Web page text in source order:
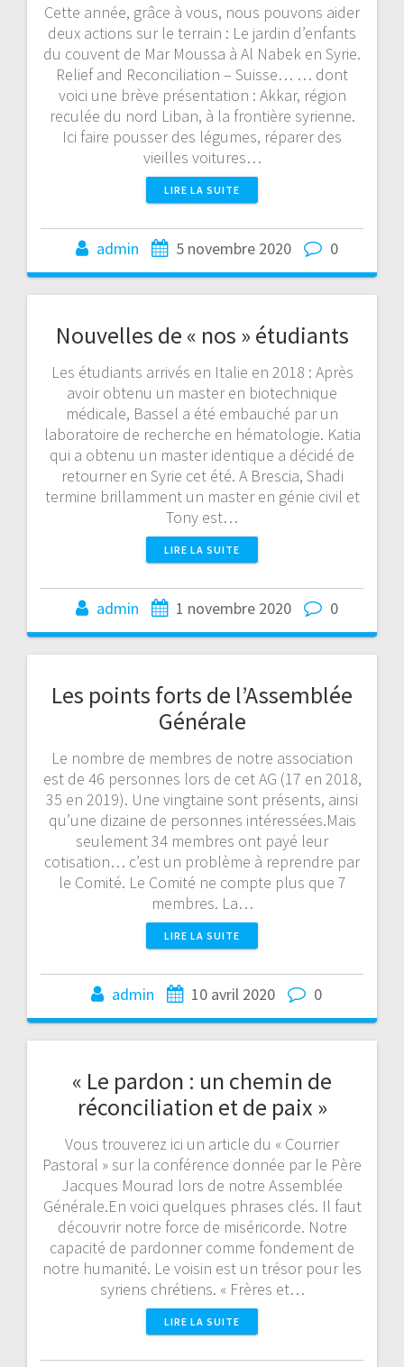
Cette année, grâce à vous, nous pouvons aider
deux actions sur le terrain : Le jardin d’enfants
du couvent de Mar Moussa à Al Nabek en Syrie.
Relief and Reconciliation – Suisse… … dont
voici une brève présentation : Akkar, région
reculée du nord Liban, à la frontière syrienne.
Ici faire pousser des légumes, réparer des
vieilles voitures…
LIRE LA SUITE
admin 5 novembre 2020 0
Nouvelles de « nos » étudiants
Les étudiants arrivés en Italie en 2018 : Après
avoir obtenu un master en biotechnique
médicale, Bassel a été embauché par un
laboratoire de recherche en hématologie. Katia
qui a obtenu un master identique a décidé de
retourner en Syrie cet été. A Brescia, Shadi
termine brillamment un master en génie civil et
Tony est…
LIRE LA SUITE
admin 1 novembre 2020 0
Les points forts de l’Assemblée
Générale
Le nombre de membres de notre association
est de 46 personnes lors de cet AG (17 en 2018,
35 en 2019). Une vingtaine sont présents, ainsi
qu’une dizaine de personnes intéressées.Mais
seulement 34 membres ont payé leur
cotisation… c’est un problème à reprendre par
le Comité. Le Comité ne compte plus que 7
membres. La…
LIRE LA SUITE
admin 10 avril 2020 0
« Le pardon : un chemin de
réconciliation et de paix »
Vous trouverez ici un article du « Courrier
Pastoral » sur la conférence donnée par le Père
Jacques Mourad lors de notre Assemblée
Générale.En voici quelques phrases clés. Il faut
découvrir notre force de miséricorde. Notre
capacité de pardonner comme fondement de
notre humanité. Le voisin est un trésor pour les
syriens chrétiens. « Frères et…
LIRE LA SUITE